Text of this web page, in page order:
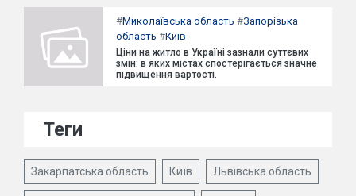
#Миколаївська область #Запорізька
область #Київ
Ціни на житло в Україні зазнали суттєвих
змін: в яких містах спостерігається значне
підвищення вартості.
Теги
Закарпатська область Київ Львівська область